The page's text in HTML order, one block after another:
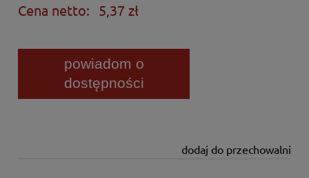
Cena netto: 5,37 zł
powiadom o
dostępności
dodaj do przechowalni